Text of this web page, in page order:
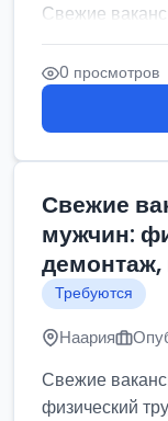
Свежие
женщин от
0 просмотров
Свежие
мужчин:
демонтаж,
Требуются
Наария
Свежие
физический